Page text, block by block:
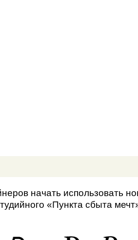
начать использовать
«Пункта сбыта